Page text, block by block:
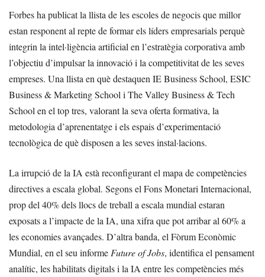
Forbes ha publicat la llista de les escoles de negocis que millor
estan responent al repte de formar els líders empresarials perquè
integrin la intel·ligència artificial en l’estratègia corporativa amb
l’objectiu d’impulsar la innovació i la competitivitat de les seves
empreses. Una llista en què destaquen IE Business School, ESIC
Business & Marketing School i The Valley Business & Tech
School en el top tres, valorant la seva oferta formativa, la
metodologia d’aprenentatge i els espais d’experimentació
tecnològica de què disposen a les seves instal·lacions.
La irrupció de la IA està reconfigurant el mapa de competències
directives a escala global. Segons el Fons Monetari Internacional,
prop del 40% dels llocs de treball a escala mundial estaran
exposats a l’impacte de la IA, una xifra que pot arribar al 60% a
les economies avançades. D’altra banda, el Fòrum Econòmic
Mundial, en el seu informe Future of Jobs, identifica el pensament
analític, les habilitats digitals i la IA entre les competències més